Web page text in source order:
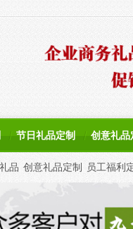
节日礼品定制 创意礼品
品 创意礼品定制 员工福利